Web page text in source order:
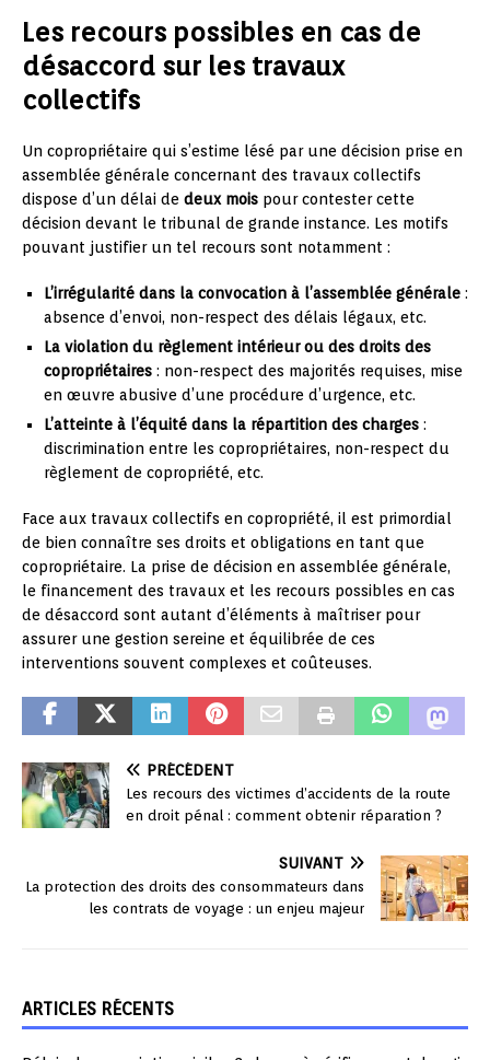
Les recours possibles en cas de
désaccord sur les travaux
collectifs
Un copropriétaire qui s’estime lésé par une décision prise en
assemblée générale concernant des travaux collectifs
dispose d’un délai de deux mois pour contester cette
décision devant le tribunal de grande instance. Les motifs
pouvant justifier un tel recours sont notamment :
L’irrégularité dans la convocation à l’assemblée générale :
absence d’envoi, non-respect des délais légaux, etc.
La violation du règlement intérieur ou des droits des
copropriétaires : non-respect des majorités requises, mise
en œuvre abusive d’une procédure d’urgence, etc.
L’atteinte à l’équité dans la répartition des charges :
discrimination entre les copropriétaires, non-respect du
règlement de copropriété, etc.
Face aux travaux collectifs en copropriété, il est primordial
de bien connaître ses droits et obligations en tant que
copropriétaire. La prise de décision en assemblée générale,
le financement des travaux et les recours possibles en cas
de désaccord sont autant d’éléments à maîtriser pour
assurer une gestion sereine et équilibrée de ces
interventions souvent complexes et coûteuses.
PRÉCÉDENT
Les recours des victimes d’accidents de la route
en droit pénal : comment obtenir réparation ?
SUIVANT
La protection des droits des consommateurs dans
les contrats de voyage : un enjeu majeur
ARTICLES RÉCENTS